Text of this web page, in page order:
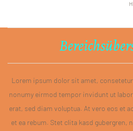
Lorem ipsum dolor sit amet,
nonumy eirmod tempor invidunt ut
erat, sed diam voluptua. At vero eos et
et ea rebum. Stet clita kasd gubergren,